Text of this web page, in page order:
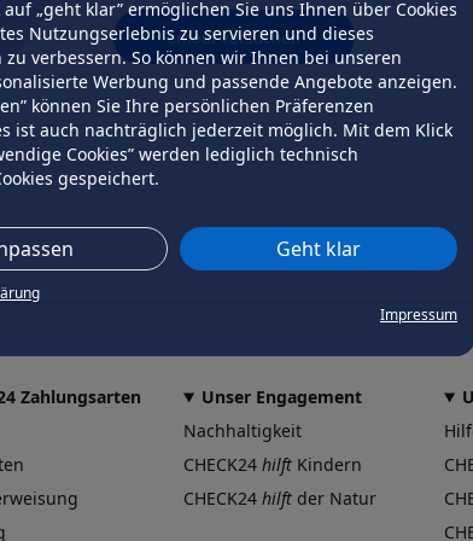
„geht klar” ermöglichen Sie uns Ihnen über Cookies
Nutzungserlebnis zu servieren und dieses
verbessern. So können wir Ihnen bei unseren
Werbung und passende Angebote anzeigen.
können Sie Ihre persönlichen Präferenzen
ist auch nachträglich jederzeit möglich. Mit dem Klick
Cookies” werden lediglich technisch
gespeichert.
Geht klar
Impressum
erneut versuchen
Zahlungsarten
Unser Engagement
Nachhaltigkeit
CHECK24 hilft Kindern
CHECK24 hilft der Natur